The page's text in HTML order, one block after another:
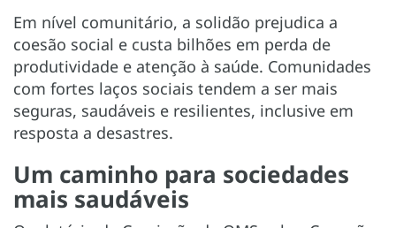
Em nível comunitário, a solidão prejudica a
coesão social e custa bilhões em perda de
produtividade e atenção à saúde. Comunidades
com fortes laços sociais tendem a ser mais
seguras, saudáveis ​​e resilientes, inclusive em
resposta a desastres.
Um caminho para sociedades
mais saudáveis